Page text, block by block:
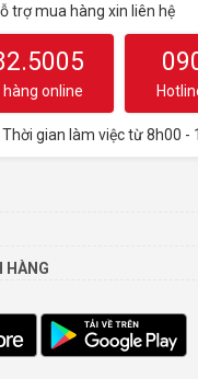
trợ mua hàng xin liên hệ
online
Thời gian làm việc từ 8h00 -
HÀNG